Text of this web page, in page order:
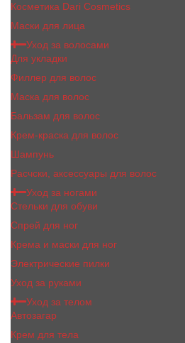
Косметика Dari Cosmetics
Маски для лица
Уход за волосами
Для укладки
Филлер для волос
Маска для волос
Бальзам для волос
Крем-краска для волос
Шампунь
Расчски, аксессуары для волос
Уход за ногами
Стельки для обуви
Спрей для ног
Крема и маски для ног
Электрические пилки
Уход за руками
Уход за телом
Автозагар
Крем для тела